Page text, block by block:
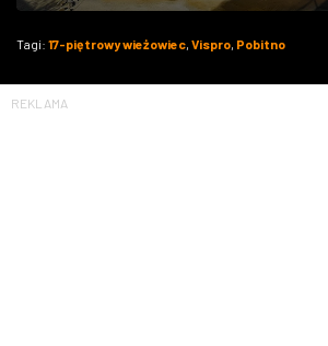
Tagi: 17-piętrowy wieżowiec, Vispro, Pobitno
REKLAMA